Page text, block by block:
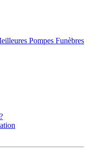
Pompes Funèbres